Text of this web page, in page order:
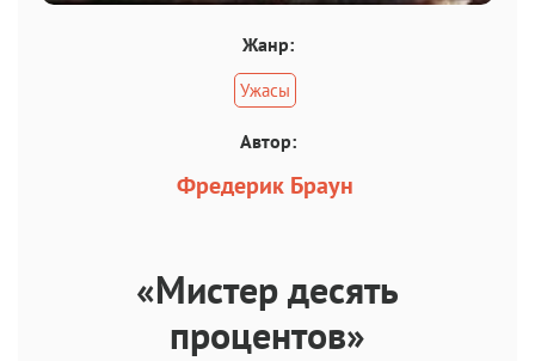
Жанр:
Ужасы
Автор:
Фредерик Браун
«Мистер десять
процентов»